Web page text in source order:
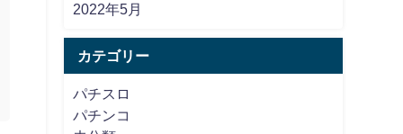
2022年5月
カテゴリー
パチスロ
パチンコ